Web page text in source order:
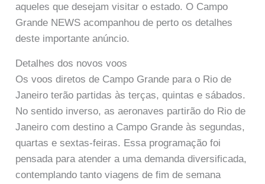
aqueles que desejam visitar o estado. O Campo
Grande NEWS acompanhou de perto os detalhes
deste importante anúncio.
Detalhes dos novos voos
Os voos diretos de Campo Grande para o Rio de
Janeiro terão partidas às terças, quintas e sábados.
No sentido inverso, as aeronaves partirão do Rio de
Janeiro com destino a Campo Grande às segundas,
quartas e sextas-feiras. Essa programação foi
pensada para atender a uma demanda diversificada,
contemplando tanto viagens de fim de semana